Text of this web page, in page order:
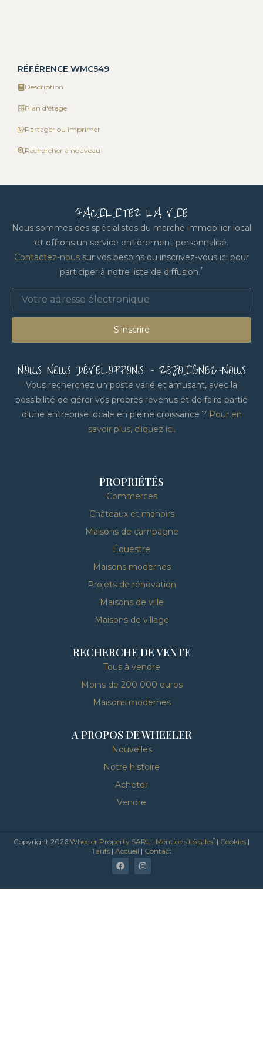
RÉFÉRENCE WMC549
Description
Plan d'étage
Partager ou imprimer
Rechercher à nouveau
FACILITER LA VIE
Nous sommes des spécialistes du marché immobilier local
et offrons un service entièrement personnalisé.
Contactez-nous sur vos besoins ou inscrivez-vous ici pour
participer à notre liste de diffusion.*
S'inscrire
NOUS NOUS DÉVELOPPONS - REJOIGNEZ-NOUS
Vous recherchez un poste varié et amusant, avec la
possibilité de gérer vos propres revenus et de faire partie
d'une entreprise locale en pleine croissance ? Pour en
savoir plus, cliquez ici.
PROPRIÉTÉS
Commerces
Châteaux et manoirs
Maisons de campagne
Équestre
Maisons modernes
Projets de rénovation
Maisons de ville
Maisons de village
RECHERCHE DE VENTE
Tous à vendre
Moins de 200 000 euros
Maisons modernes
A PROPOS DE WHEELER
Nouvelles
Notre histoire
Acheter
Vendre
Copyright 2026 Wheeler Property SARL | Mentions Légales* | Cookies |
Tarifs| Accueil | Contact